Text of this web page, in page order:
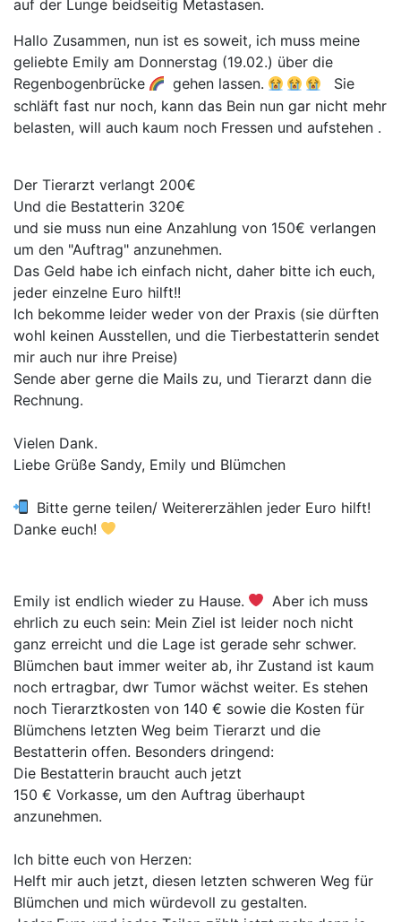
auf der Lunge beidseitig Metastasen.
Hallo Zusammen, nun ist es soweit, ich muss meine
geliebte Emily am Donnerstag (19.02.) über die
Regenbogenbrücke
gehen lassen.
Sie
schläft fast nur noch, kann das Bein nun gar nicht mehr
belasten, will auch kaum noch Fressen und aufstehen .
Der Tierarzt verlangt 200€
Und die Bestatterin 320€
und sie muss nun eine Anzahlung von 150€ verlangen
um den "Auftrag" anzunehmen.
Das Geld habe ich einfach nicht, daher bitte ich euch,
jeder einzelne Euro hilft!!
Ich bekomme leider weder von der Praxis (sie dürften
wohl keinen Ausstellen, und die Tierbestatterin sendet
mir auch nur ihre Preise)
Sende aber gerne die Mails zu, und Tierarzt dann die
Rechnung.
Vielen Dank.
Liebe Grüße Sandy, Emily und Blümchen
Bitte gerne teilen/ Weitererzählen jeder Euro hilft!
Danke euch!
Emily ist endlich wieder zu Hause.
Aber ich muss
ehrlich zu euch sein: Mein Ziel ist leider noch nicht
ganz erreicht und die Lage ist gerade sehr schwer.
Blümchen baut immer weiter ab, ihr Zustand ist kaum
noch ertragbar, dwr Tumor wächst weiter. Es stehen
noch Tierarztkosten von 140 € sowie die Kosten für
Blümchens letzten Weg beim Tierarzt und die
Bestatterin offen. Besonders dringend:
Die Bestatterin braucht auch jetzt
150 € Vorkasse, um den Auftrag überhaupt
anzunehmen.
Ich bitte euch von Herzen:
Helft mir auch jetzt, diesen letzten schweren Weg für
Blümchen und mich würdevoll zu gestalten.